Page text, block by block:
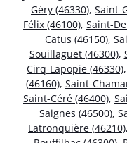
Géry (46330), Saint-
Félix (46100), Saint-
Catus (46150),
Souillaguet (46300),
Cirq-Lapopie (46330),
(46160), Saint-
Saint-Céré (46400),
Saignes (46500),
Latronquière (46210),